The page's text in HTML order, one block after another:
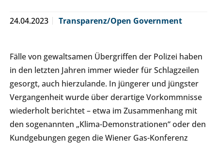
24.04.2023 Transparenz/Open Government
Fälle von gewaltsamen Übergriffen der Polizei haben
in den letzten Jahren immer wieder für Schlagzeilen
gesorgt, auch hierzulande. In jüngerer und jüngster
Vergangenheit wurde über derartige Vorkommnisse
wiederholt berichtet – etwa im Zusammenhang mit
den sogenannten „Klima-Demonstrationen“ oder den
Kundgebungen gegen die Wiener Gas-Konferenz